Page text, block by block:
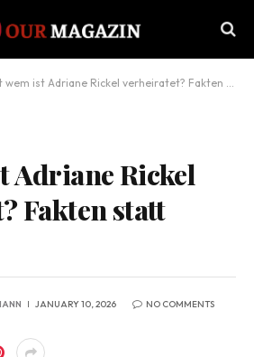
ist Adriane Rickel verheiratet? Fakten statt Gerüchte
Adriane Rickel
Fakten statt
JANUARY 10, 2026 NO COMMENTS